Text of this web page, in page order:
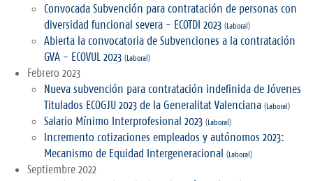
Convocada Subvención para contratación de personas con
diversidad funcional severa - ECOTDI 2023 (Laboral)
Abierta la convocatoria de Subvenciones a la contratación
GVA - ECOVUL 2023 (Laboral)
Febrero 2023
Nueva subvención para contratación indefinida de Jóvenes
Titulados ECOGJU 2023 de la Generalitat Valenciana (Laboral)
Salario Mínimo Interprofesional 2023 (Laboral)
Incremento cotizaciones empleados y autónomos 2023:
Mecanismo de Equidad Intergeneracional (Laboral)
Septiembre 2022